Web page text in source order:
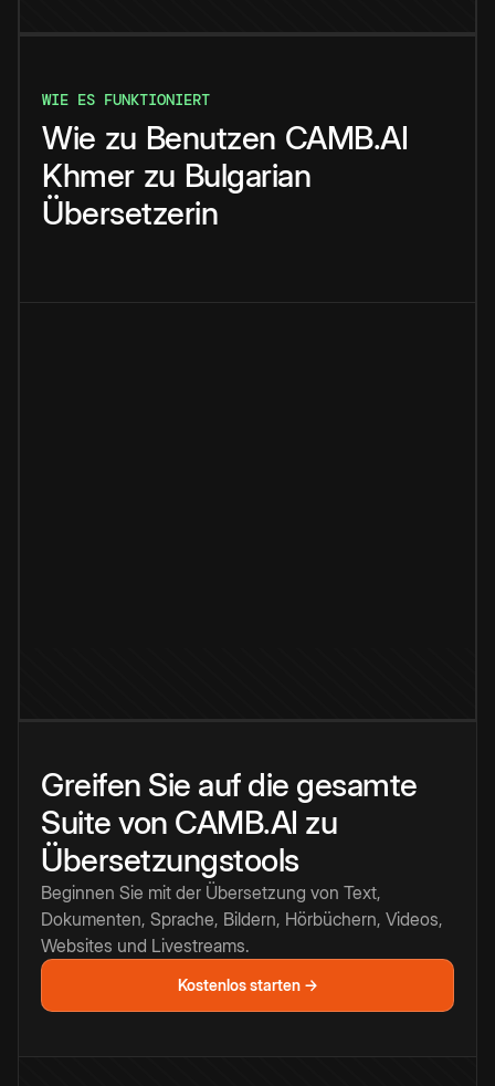
WIE ES FUNKTIONIERT
Wie zu Benutzen CAMB.AI
Khmer zu Bulgarian
Übersetzerin
Greifen Sie auf die gesamte
Suite von CAMB.AI zu
Übersetzungstools
Beginnen Sie mit der Übersetzung von Text,
Dokumenten, Sprache, Bildern, Hörbüchern, Videos,
Websites und Livestreams.
Kostenlos starten →